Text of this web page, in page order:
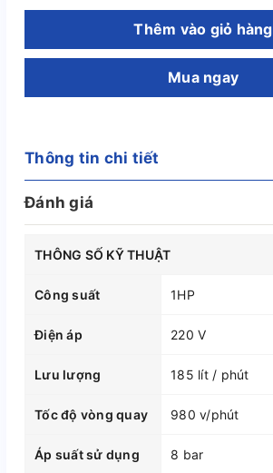
Thêm vào giỏ hàng
Mua ngay
Thông tin chi tiết
Đánh giá
THÔNG SỐ KỸ THUẬT
Công suất 1HP
Điện áp 220 V
Lưu lượng 185 lít / phút
Tốc độ vòng quay 980 v/phút
Áp suất sử dụng 8 bar